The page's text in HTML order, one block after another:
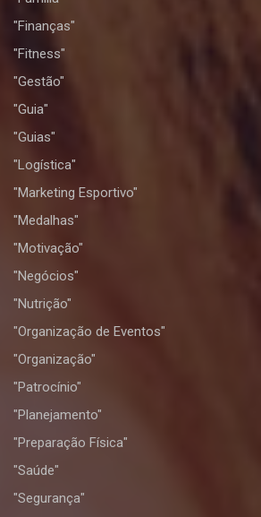
"Finanças"
"Fitness"
"Gestão"
"Guia"
"Guias"
"Logística"
"Marketing Esportivo"
"Medalhas"
"Motivação"
"Negócios"
"Nutrição"
"Organização de Eventos"
"Organização"
"Patrocínio"
"Planejamento"
"Preparação Física"
"Saúde"
"Segurança"